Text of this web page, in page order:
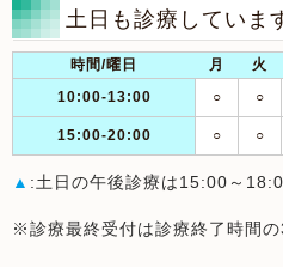
土日も診療していま
時間/曜日 月 火
10:00-13:00
○ ○
15:00-20:00 ○ ○
▲ :土日の午後診療は15:00～
※診療最終受付は診療終了時間の